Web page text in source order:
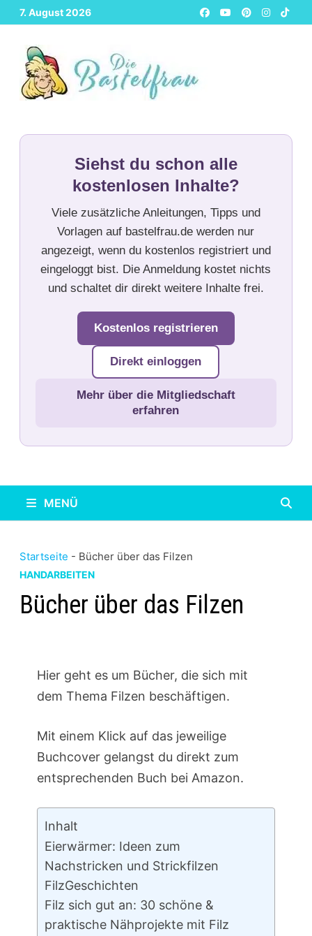
Zurück
zum
Inhalt
7. August 2026
Siehst du schon alle
kostenlosen Inhalte?
Viele zusätzliche Anleitungen, Tipps und
Vorlagen auf bastelfrau.de werden nur
angezeigt, wenn du kostenlos registriert und
eingeloggt bist. Die Anmeldung kostet nichts
und schaltet dir direkt weitere Inhalte frei.
Kostenlos registrieren
Direkt einloggen
Mehr über die Mitgliedschaft
erfahren
MENÜ
Startseite - Bücher über das Filzen
HANDARBEITEN
Bücher über das Filzen
Hier geht es um Bücher, die sich mit
dem Thema Filzen beschäftigen.
Mit einem Klick auf das jeweilige
Buchcover gelangst du direkt zum
entsprechenden Buch bei Amazon.
Inhalt
Eierwärmer: Ideen zum
Nachstricken und Strickfilzen
FilzGeschichten
Filz sich gut an: 30 schöne &
praktische Nähprojekte mit Filz